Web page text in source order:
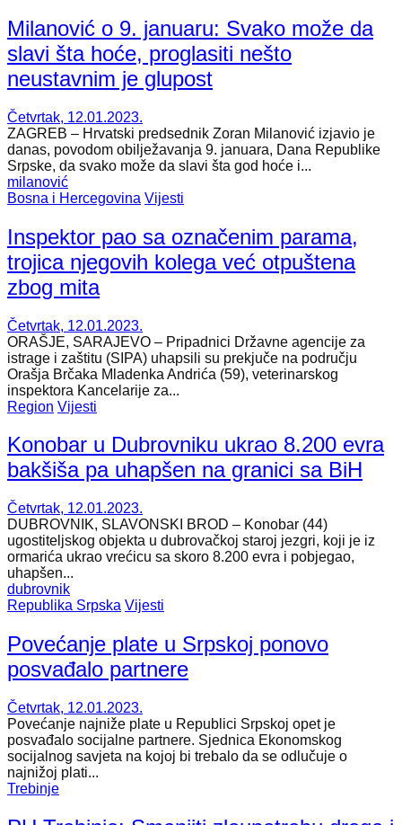
Milanović o 9. januaru: Svako može da
slavi šta hoće, proglasiti nešto
neustavnim je glupost
Četvrtak, 12.01.2023.
ZAGREB – Hrvatski predsednik Zoran Milanović izjavio je
danas, povodom obilježavanja 9. januara, Dana Republike
Srpske, da svako može da slavi šta god hoće i...
milanović
Bosna i Hercegovina Vijesti
Inspektor pao sa označenim parama,
trojica njegovih kolega već otpuštena
zbog mita
Četvrtak, 12.01.2023.
ORAŠJE, SARAJEVO – Pripadnici Državne agencije za
istrage i zaštitu (SIPA) uhapsili su prekjuče na području
Orašja Brčaka Mladenka Andrića (59), veterinarskog
inspektora Kancelarije za...
Region Vijesti
Konobar u Dubrovniku ukrao 8.200 evra
bakšiša pa uhapšen na granici sa BiH
Četvrtak, 12.01.2023.
DUBROVNIK, SLAVONSKI BROD – Konobar (44)
ugostiteljskog objekta u dubrovačkoj staroj jezgri, koji je iz
ormarića ukrao vrećicu sa skoro 8.200 evra i pobjegao,
uhapšen...
dubrovnik
Republika Srpska Vijesti
Povećanje plate u Srpskoj ponovo
posvađalo partnere
Četvrtak, 12.01.2023.
Povećanje najniže plate u Republici Srpskoj opet je
posvađalo socijalne partnere. Sjednica Ekonomskog
socijalnog savjeta na kojoj bi trebalo da se odlučuje o
najnižoj plati...
Trebinje